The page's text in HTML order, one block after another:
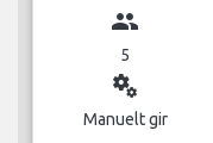
group
5
miscellaneous_services
Manuelt gir